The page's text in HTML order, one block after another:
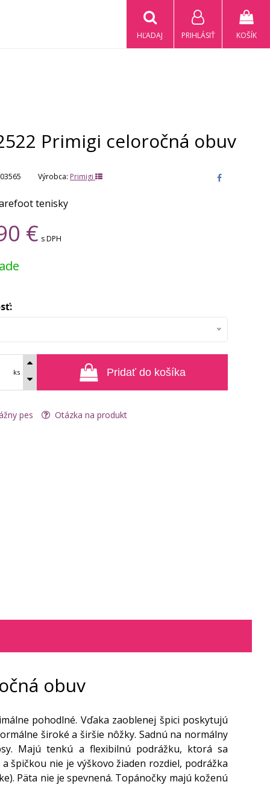
KOŠÍK
PRIHLÁSIŤ
HĽADAJ
Primigi celoročná obuv
03565 Výrobca: Primigi
tenisky
€ s DPH
ks Pridať do košíka
pes Otázka na produkt
obuv
pohodlné. Vďaka zaoblenej špici poskytujú
široké a širšie nôžky. Sadnú na normálny
Majú tenkú a flexibilnú podrážku, ktorá sa
špičkou nie je výškovo žiaden rozdiel, podrážka
Päta nie je spevnená. Topánočky majú koženú